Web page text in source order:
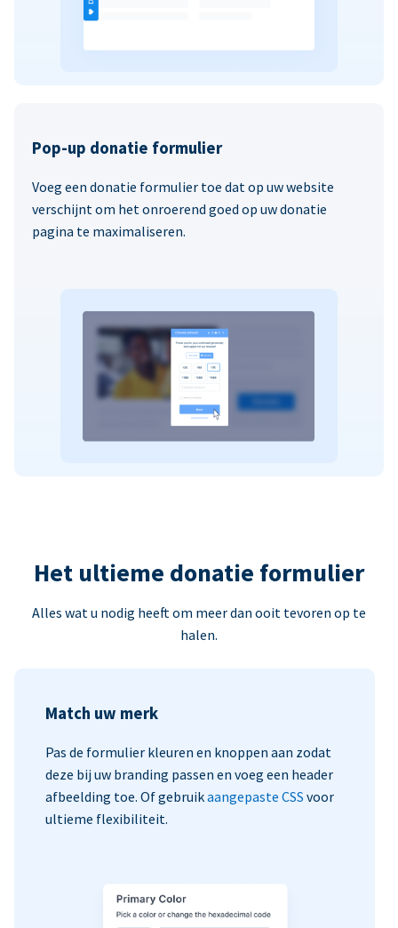
Pop-up donatie formulier
Voeg een donatie formulier toe dat op uw website
verschijnt om het onroerend goed op uw donatie
pagina te maximaliseren.
Het ultieme donatie formulier
Alles wat u nodig heeft om meer dan ooit tevoren op te
halen.
Match uw merk
Pas de formulier kleuren en knoppen aan zodat
deze bij uw branding passen en voeg een header
afbeelding toe. Of gebruikaangepaste CSS voor
ultieme flexibiliteit.